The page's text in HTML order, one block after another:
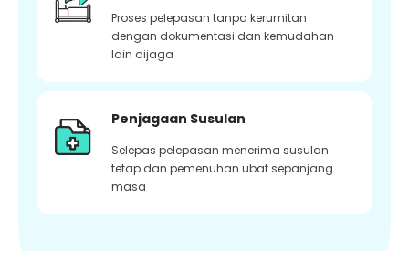
Proses pelepasan tanpa kerumitan
dengan dokumentasi dan kemudahan
lain dijaga
Penjagaan Susulan
Selepas pelepasan menerima susulan
tetap dan pemenuhan ubat sepanjang
masa